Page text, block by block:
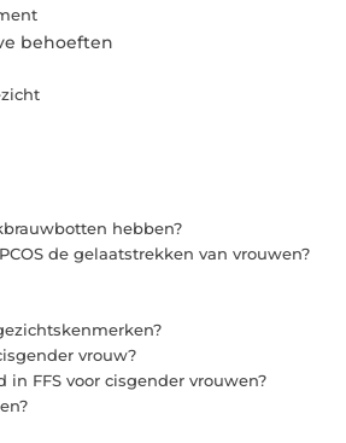
behoeften
hebben?
de gelaatstrekken van vrouwen?
vrouw?
FFS voor cisgender vrouwen?